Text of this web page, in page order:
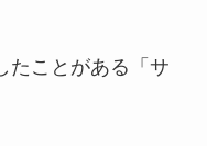
たことがある「サ